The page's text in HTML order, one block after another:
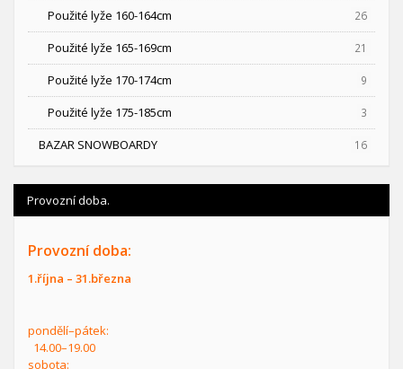
Použité lyže 160-164cm 26
Použité lyže 165-169cm 21
Použité lyže 170-174cm 9
Použité lyže 175-185cm 3
BAZAR SNOWBOARDY 16
Provozní doba.
Provozní doba:
1.října – 31.března
pondělí–pátek:
14.00–19.00
sobota: